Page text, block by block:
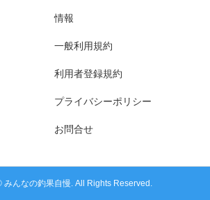
情報
一般利用規約
利用者登録規約
プライバシーポリシー
お問合せ
みんなの釣果自慢. All Rights Reserved.